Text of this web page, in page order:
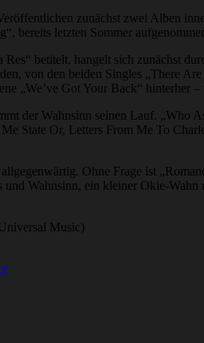
zunächst zwei Alben
bereits letzten Sommer
betitelt, hangelt sich zunächst
von den beiden Singles „There
„We’ve Got Your Back“ hinterher
der Wahnsinn seinen Lauf.
State Or, Letters From Me To
Ohne Frage ist
und Wahnsinn, ein kleiner Okie-
Music)